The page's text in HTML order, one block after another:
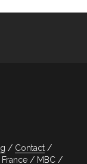
Contact
MBC